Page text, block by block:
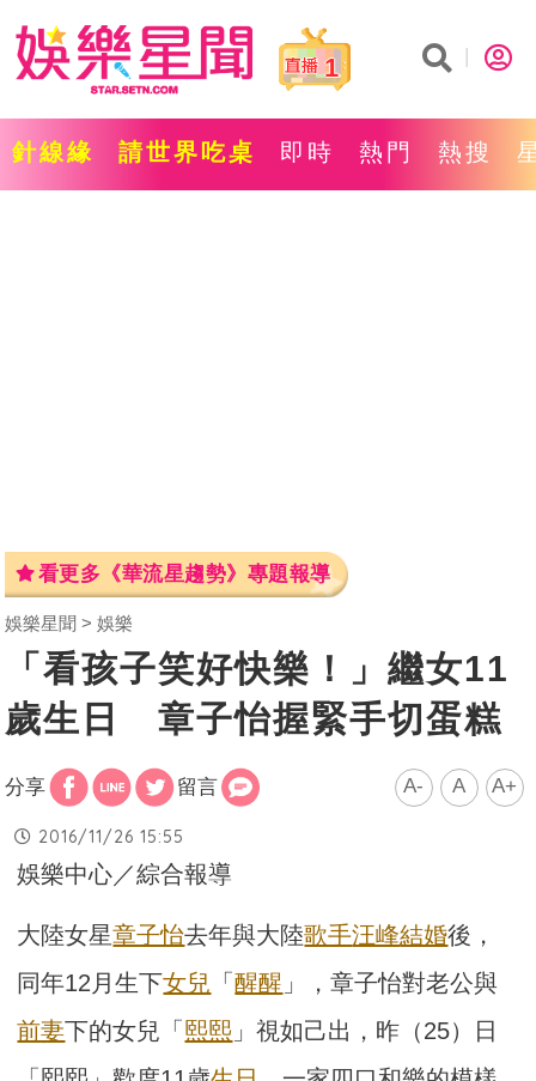
1
針線緣 請世界吃桌 即時 熱門 熱搜
看更多《華流星趨勢》專題報導
娛樂星聞 娛樂
「看孩子笑好快樂！」繼女11
歲生日 章子怡握緊手切蛋糕
分享 留言 A- A A+
2016/11/26 15:55
娛樂中心／綜合報導
大陸女星章子怡去年與大陸歌手汪峰結婚後，
同年12月生下女兒 「醒醒 」，章子怡對老公與
前妻下的女兒「 熙熙 」視如己出，昨（25）日